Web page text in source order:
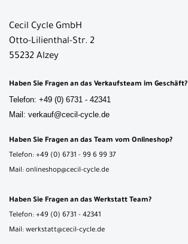
Cecil Cycle GmbH
Otto-Lilienthal-Str. 2
55232 Alzey
Haben Sie Fragen an das Verkaufsteam im Geschäft?
Telefon: +49 (0) 6731 - 42341
Mail: verkauf@cecil-cycle.de
Haben Sie Fragen an das Team vom Onlineshop?
Telefon: +49 (0) 6731 - 99 6 99 37
Mail: onlineshop@cecil-cycle.de
Haben Sie Fragen an das Werkstatt Team?
Telefon: +49 (0) 6731 - 42341
Mail: werkstatt@cecil-cycle.de